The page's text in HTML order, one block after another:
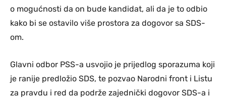
o mogućnosti da on bude kandidat, ali da je to odbio
kako bi se ostavilo više prostora za dogovor sa SDS-
om.
Glavni odbor PSS-a usvojio je prijedlog sporazuma koji
je ranije predložio SDS, te pozvao Narodni front i Listu
za pravdu i red da podrže zajednički dogovor SDS-a i